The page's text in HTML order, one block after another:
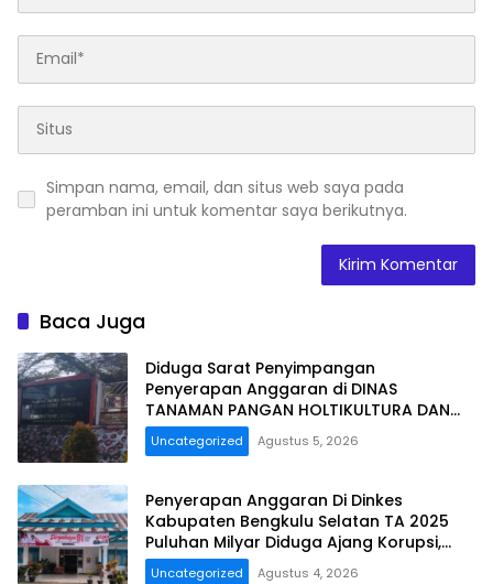
Simpan nama, email, dan situs web saya pada
peramban ini untuk komentar saya berikutnya.
Baca Juga
Diduga Sarat Penyimpangan
Penyerapan Anggaran di DINAS
TANAMAN PANGAN HOLTIKULTURA DAN
PERKEBUNAN PROVINSI BENGKULU Tahun
Anggaran 2025 Resmi Dilaporkan
Uncategorized Agustus 5, 2026
Penyerapan Anggaran Di Dinkes
Kabupaten Bengkulu Selatan TA 2025
Puluhan Milyar Diduga Ajang Korupsi,
Dan Segera Dilaporkan.
Uncategorized Agustus 4, 2026